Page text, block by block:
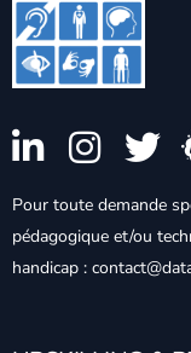
Pour toute demande
pédagogique et/ou
handicap :